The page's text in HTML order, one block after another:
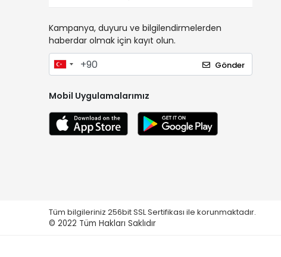
Kampanya, duyuru ve bilgilendirmelerden
haberdar olmak için kayıt olun.
Gönder
Mobil Uygulamalarımız
Tüm bilgileriniz 256bit SSL Sertifikası ile korunmaktadır.
© 2022 Tüm Hakları Saklıdır